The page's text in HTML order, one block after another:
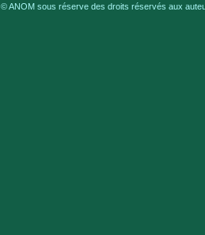
© ANOM sous réserve des droits réservés aux